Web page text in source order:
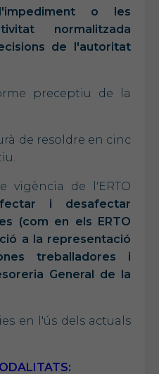
o les
normalitzada
de l'autoritat
preceptiu de la
de resoldre en cinc
vigència de l'ERTO
i desafectar
(com en els ERTO
a la representació
treballadores i
General de la
en l'ús dels actuals